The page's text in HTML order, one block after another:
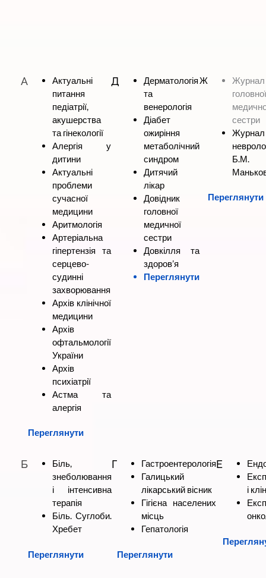
A
Актуальні
питання
педіатрії,
акушерства
та гінекології
Алергія у
дитини
Актуальні
проблеми
сучасної
медицини
Аритмологія
Артеріальна
гіпертензія та
серцево-
судинні
захворювання
Архів клінічної
медицини
Архів
офтальмології
України
Архів
психіатрії
Астма та
алергія
Переглянути
Д
Дерматологія
та
венерологія
Діабет
ожиріння
метаболічний
синдром
Дитячий
лікар
Довідник
головної
медичної
сестри
Довкілля та
здоров’я
Переглянути
Ж
Журнал
сестри
Журнал
Б.М.
Переглянути
Б
Біль,
знеболювання
і інтенсивна
терапія
Біль. Суглоби.
Хребет
Переглянути
Г
Гастроентерологія
Галицький
лікарський вісник
Гігієна населених
місць
Гепатологія
Переглянути
Е
і